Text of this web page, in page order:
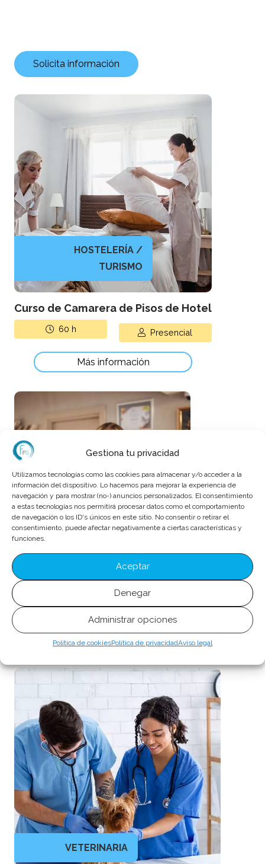
Gestiona tu privacidad
Utilizamos tecnologías como las cookies para almacenar y/o acceder a la
información del dispositivo. Lo hacemos para mejorar la experiencia de
navegación y para mostrar (no-) anuncios personalizados. El consentimiento
a estas tecnologías nos permitirá procesar datos como el comportamiento
de navegación o los ID's únicos en este sitio. No consentir o retirar el
consentimiento, puede afectar negativamente a ciertas características y
funciones.
Aceptar
Denegar
Administrar opciones
Política de cookiesPolítica de privacidadAviso legal
Solicita información
HOSTELERÍA /
TURISMO
Curso de Camarera de Pisos de Hotel
60 h Presencial
Más información
HOSTELERÍA /
Curso de Recepcionista de Hotel
150h Presencial
Más información
VETERINARIA